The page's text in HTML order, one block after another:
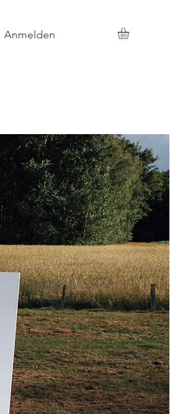
Anmelden